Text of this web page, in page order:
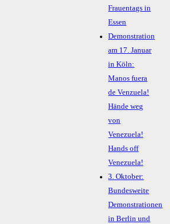
Frauentags in
Essen
Demonstration
am 17. Januar
in Köln:
Manos fuera
de Venzuela!
Hände weg
von
Venezuela!
Hands off
Venezuela!
3. Oktober:
Bundesweite
Demonstrationen
in Berlin und